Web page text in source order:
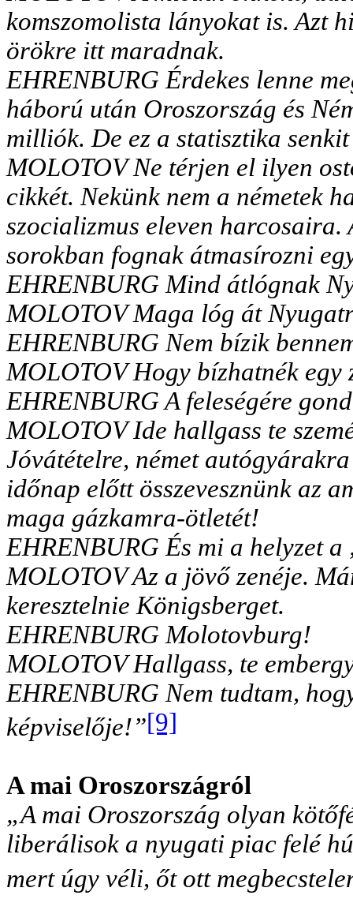
komszomolista lányokat is. Azt
örökre itt maradnak.
EHRENBURG Érdekes lenne
háború után Oroszország és
milliók. De ez a statisztika
MOLOTOV Ne térjen el ilyen
cikkét. Nekünk nem a németek
szocializmus eleven harcosaira.
sorokban fognak átmasírozni
EHRENBURG Mind átlógnak
MOLOTOV Maga lóg át
EHRENBURG Nem bízik
MOLOTOV Hogy bízhatnék egy
EHRENBURG A feleségére
MOLOTOV Ide hallgass te
Jóvátételre, német
időnap előtt összevesznünk az
maga gázkamra-ötletét!
EHRENBURG És mi a helyzet
MOLOTOV Az a jövő zenéje.
keresztelnie Königsberget.
EHRENBURG Molotovburg!
MOLOTOV Hallgass, te
EHRENBURG Nem tudtam,
képviselője!”[9]
A mai Oroszországról
„A mai Oroszország olyan
liberálisok a nyugati piac felé
mert úgy véli, őt ott